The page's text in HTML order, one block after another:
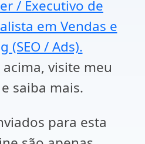
/ Executivo de
em Vendas e
(SEO / Ads).
visite meu
saiba mais.
para esta